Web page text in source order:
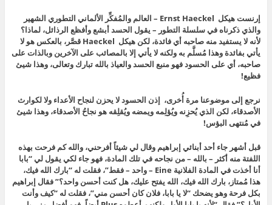
إرنست هيكل Ernst Haeckel – العالم والمُفكِّر الألماني التطوري الشهير
والذي ذكرناه في سلسلة التطور – يقول الحسد أبشع وأفظع الرذائل، لماذا؟
لأنه لا يستفيد منه صاحبه أي فائدة، لكن هيكل Haeckel قصَّر، بالعكس هو لا
يأتي بفائدة وهذا مُسلَّم به ولكنه لا يأتي إلا بالمصائب على الآخرين وبالذات على
صاحبه، أي على الحسود فهو منبع الحسد والعياذ بالله تبارك وتعالى، وهذا شيئ
فظيع!
نرجع إلى موضوعنا مرة أُخرى، إذن الحسود لا يحزن لنجاح الأعداء ولا لكوارث
الأصدقاء، لكن الذي يُحزِنه ويُؤلِمه ويمضه ويُقلِقه هو نجاحُ الأصدقاء، وهذا شيئ
في مُنتهى البؤس!
قبل أشهر جاء أحد أبنائي إبراهيم وقال لي شيئاً أفرحني، والله كم فرحت بهذه
اللفتة منه أكثر – بالله – من نجاحه في تلك المادة، فهو جاء لكي يقول لي “بابا
أنا أخذت في المادة الفلانية Eine – واحد – فقط”، فقلت له “بارك الله فيك،
هذا مُمتاز، بارك الله فيك، الله يفتح عليك، هل كنت أحسن واحد؟” فقال إبراهيم
بكل فرحة وهو يضحك “لا يا بابا، فلان كان أحسن مني”، فقلت له “كيف وأنت